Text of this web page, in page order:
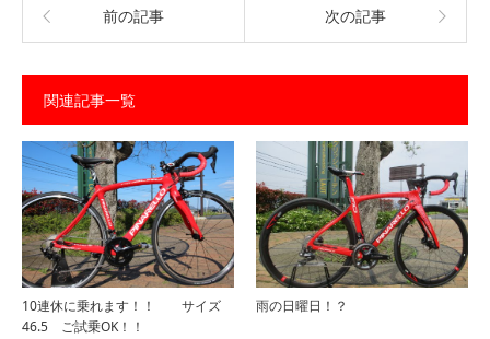
前の記事 次の記事
関連記事一覧
10連休に乗れます！！ サイズ
46.5 ご試乗OK！！
雨の日曜日！？